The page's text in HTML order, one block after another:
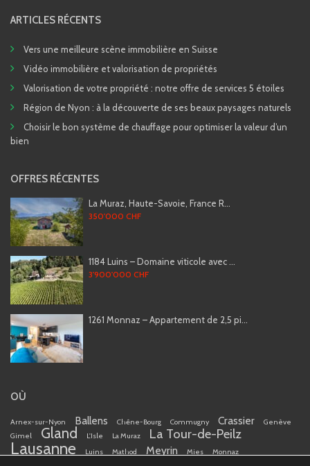
ARTICLES RÉCENTS
Vers une meilleure scène immobilière en Suisse
Vidéo immobilière et valorisation de propriétés
Valorisation de votre propriété : notre offre de services 5 étoiles
Région de Nyon : à la découverte de ses beaux paysages naturels
Choisir le bon système de chauffage pour optimiser la valeur d’un
bien
OFFRES RÉCENTES
La Muraz, Haute-Savoie, France R...
350'000 CHF
1184 Luins – Domaine viticole avec ...
3'900'000 CHF
1261 Monnaz – Appartement de 2,5 pi...
OÙ
Arnex-sur-Nyon Ballens Chêne-Bourg Commugny Crassier
Genève
Gimel
Gland L'Isle La Muraz La Tour-de-Peilz
Lausanne Luins Mathod Meyrin Mies Monnaz